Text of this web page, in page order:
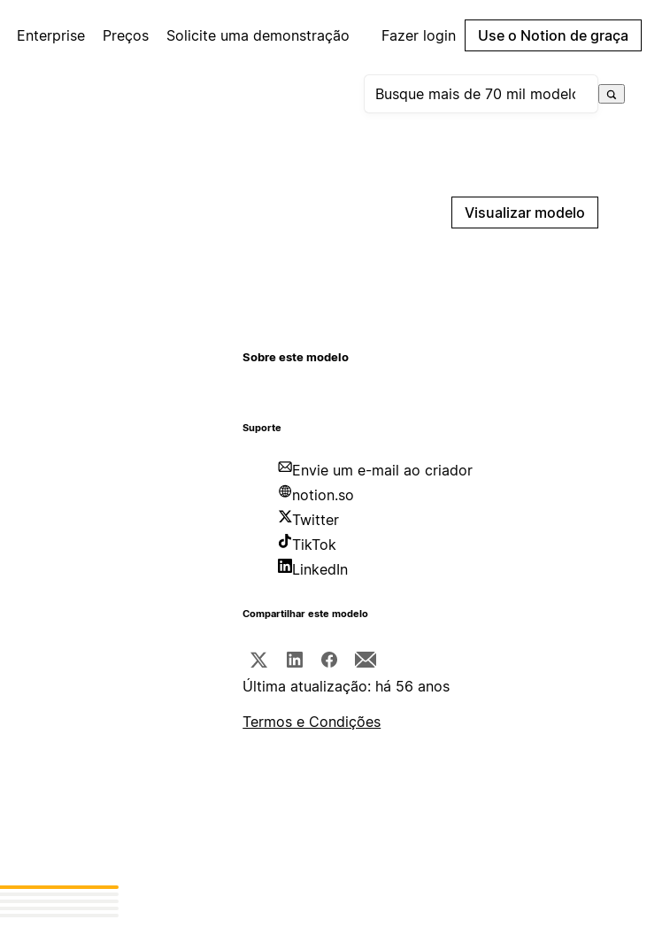
Enterprise Preços Solicite uma demonstração Fazer login Use o Notion de graça
Visualizar modelo
Sobre este modelo
Suporte
Envie um e-mail ao criador
notion.so
Twitter
TikTok
LinkedIn
Compartilhar este modelo
Última atualização: há 56 anos
Termos e Condições